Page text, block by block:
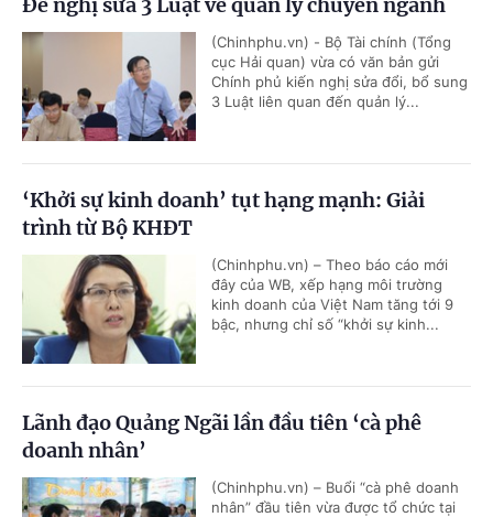
(Chinhphu.vn) - Bộ Tài chính (Tổng
cục Hải quan) vừa có văn bản gửi
Chính phủ kiến nghị sửa đổi, bổ sung
3 Luật liên quan đến quản lý...
‘Khởi sự kinh doanh’ tụt hạng mạnh: Giải
trình từ Bộ KHĐT
(Chinhphu.vn) – Theo báo cáo mới
đây của WB, xếp hạng môi trường
kinh doanh của Việt Nam tăng tới 9
bậc, nhưng chỉ số “khởi sự kinh...
Lãnh đạo Quảng Ngãi lần đầu tiên ‘cà phê
doanh nhân’
(Chinhphu.vn) – Buổi “cà phê doanh
nhân” đầu tiên vừa được tổ chức tại